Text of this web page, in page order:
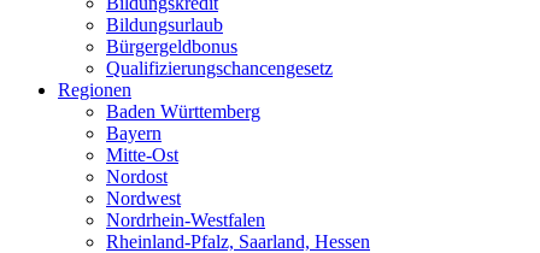
Bildungsurlaub
Bürgergeldbonus
Qualifizierungschancengesetz
Regionen
Baden Württemberg
Bayern
Mitte-Ost
Nordost
Nordwest
Nordrhein-Westfalen
Rheinland-Pfalz, Saarland, Hessen